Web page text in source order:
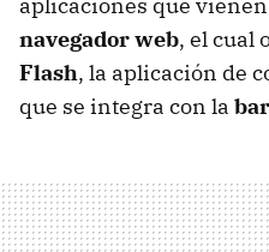
navegador web, el cual
Flash, la aplicación de
que se integra con la